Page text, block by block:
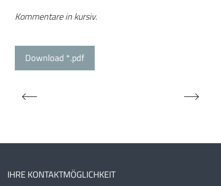
Kommentare in kursiv.
Download *.pdf
IHRE KONTAKTMÖGLICHKEIT